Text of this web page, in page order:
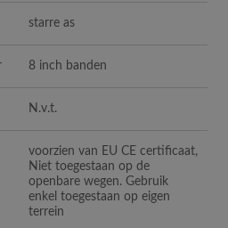
starre as
8 inch banden
N.v.t.
voorzien van EU CE certificaat,
Niet toegestaan op de
openbare wegen. Gebruik
enkel toegestaan op eigen
terrein